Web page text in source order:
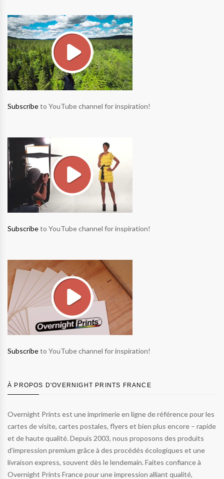
Subscribeto YouTube channel for inspiration!
Subscribeto YouTube channel for inspiration!
Subscribeto YouTube channel for inspiration!
À PROPOS D'OVERNIGHT PRINTS FRANCE
Overnight Prints est une imprimerie en ligne de référence pour les
cartes de visite, cartes postales, flyers et bien plus encore – rapide
et de haute qualité. Depuis 2003, nous proposons des produits
d’impression premium grâce à des procédés écologiques et une
livraison express, souvent dès le lendemain. Faites confiance à
Overnight Prints France pour une impression alliant qualité,